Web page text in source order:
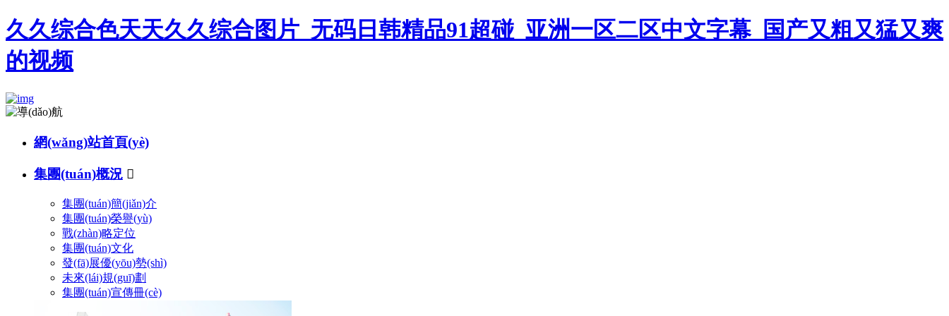
久久综合色天天久久综合图片_无码日韩精品91超碰_亚洲一区二区中文字幕_国产又粗又猛又爽
的视频
網(wǎng)站首頁(yè)
集團(tuán)概況 
集團(tuán)簡(jiǎn)介
集團(tuán)榮譽(yù)
戰(zhàn)略定位
集團(tuán)文化
發(fā)展優(yōu)勢(shì)
未來(lái)規(guī)劃
集團(tuán)宣傳冊(cè)